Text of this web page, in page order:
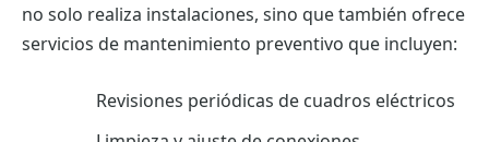
no solo realiza instalaciones, sino que también ofrece
servicios de mantenimiento preventivo que incluyen:
Revisiones periódicas de cuadros eléctricos